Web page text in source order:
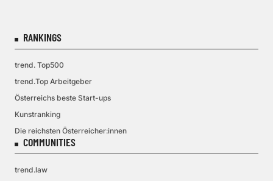
RANKINGS
trend. Top500
trend.Top Arbeitgeber
Österreichs beste Start-ups
Kunstranking
Die reichsten Österreicher:innen
COMMUNITIES
trend.law